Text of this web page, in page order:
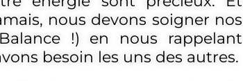
nous devons soigner nos
!) en nous rappelant
besoin les uns des autres.